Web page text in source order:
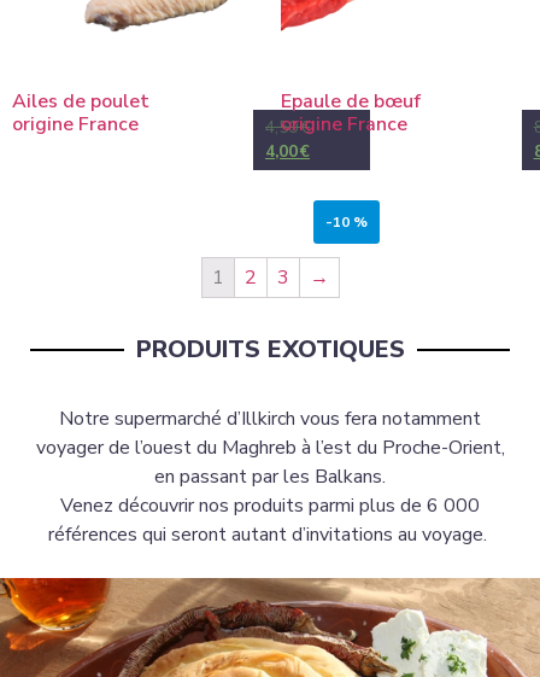
-10 %
Ailes de poulet
origine France
4,50€
4,00€
Epaule de bœuf
origine France
1 2 3 →
PRODUITS EXOTIQUES
Notre supermarché d’Illkirch vous fera notamment
voyager de l’ouest du Maghreb à l’est du Proche-Orient,
en passant par les Balkans.
Venez découvrir nos produits parmi plus de 6 000
références qui seront autant d’invitations au voyage.